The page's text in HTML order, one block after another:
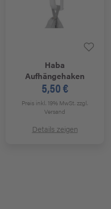
Haba
Aufhängehaken
5,50 €
Preis inkl. 19% MwSt.zzgl.
Versand
Details zeigen